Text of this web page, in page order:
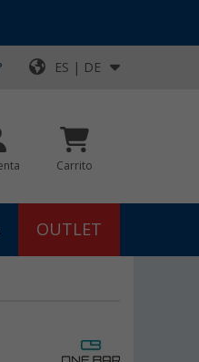
ES | DE
Carrito
OUTLET